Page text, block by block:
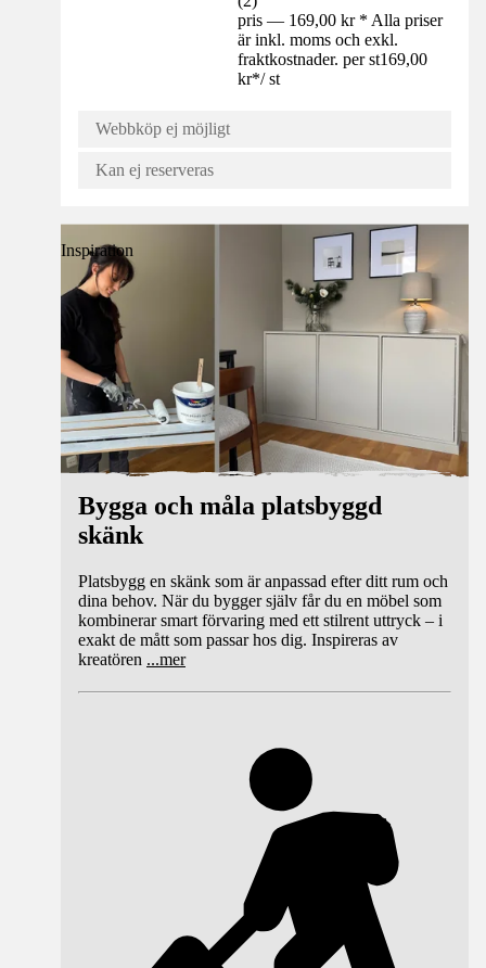
pris — 169,00 kr * Alla priser
är inkl. moms och exkl.
fraktkostnader. per st169,00
kr*/ st
Webbköp ej möjligt
Kan ej reserveras
Inspiration
Bygga och måla platsbyggd
skänk
Platsbygg en skänk som är anpassad efter ditt rum och
dina behov. När du bygger själv får du en möbel som
kombinerar smart förvaring med ett stilrent uttryck – i
exakt de mått som passar hos dig. Inspireras av
kreatören ...mer